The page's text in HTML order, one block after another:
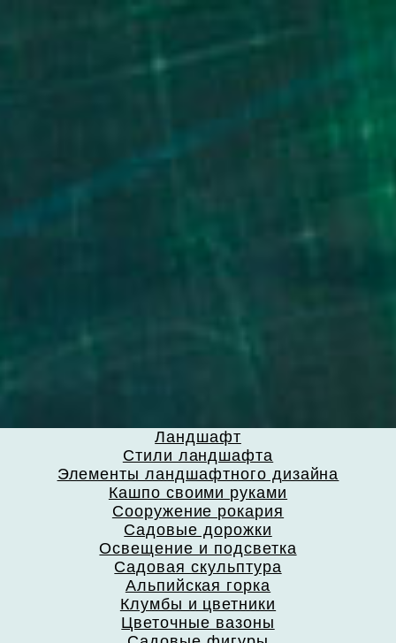
Ландшафт
Стили ландшафта
Элементы ландшафтного дизайна
Кашпо своими руками
Сооружение рокария
Садовые дорожки
Освещение и подсветка
Садовая скульптура
Альпийская горка
Клумбы и цветники
Цветочные вазоны